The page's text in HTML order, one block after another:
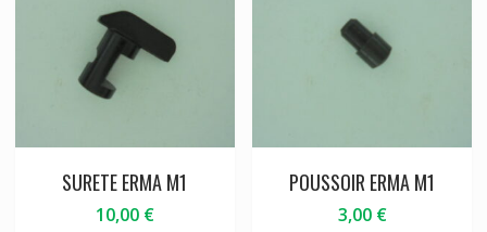
SURETE ERMA M1
10,00 €
POUSSOIR ERMA M1
3,00 €